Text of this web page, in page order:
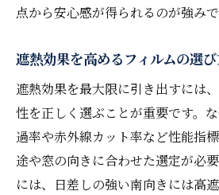
点から安心感が得られるのが強みで
遮熱効果を高めるフィルムの選
遮熱効果を最大限に引き出すには
性を正しく選ぶことが重要です。
過率や赤外線カット率など性能指
途や窓の向きに合わせた選定が必
には、日差しの強い南向きには高